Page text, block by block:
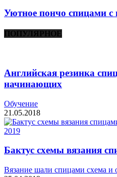
Уютное пончо спицами с
ПОПУЛЯРНОЕ
Английская резинка
начинающих
Обучение
21.05.2018
Бактус схемы вязания
Вязание шали спицами схема и